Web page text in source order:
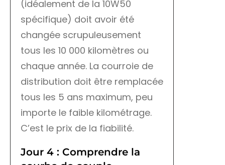
(idéalement de la 10W50
spécifique) doit avoir été
changée scrupuleusement
tous les 10 000 kilomètres ou
chaque année. La courroie de
distribution doit être remplacée
tous les 5 ans maximum, peu
importe le faible kilométrage.
C’est le prix de la fiabilité.
Jour 4 : Comprendre la